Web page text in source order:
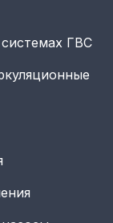
ГВС